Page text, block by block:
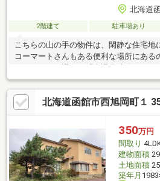
北海道
2階建て 駐車場あり
こちらの山の手の物件は、閑静な住宅地
コーマートさんもある便利な場所にある
マートさんの通りが「本通見晴線」とい
五稜郭タワーが綺麗に見えるんです！ユ
しざおは日々の洗濯に大活躍してくれそ
グ以外に２部屋あるのも魅力的ですね！
広々とした造りで、北中学校も近くて便
フォームは必要かと思いますが、鍵も
一度ご覧になってみてください！
北海道函館市西旭岡町１
350万円
間取り
建物面積
土地面積
築年月